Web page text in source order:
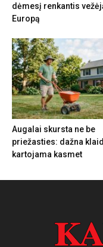
dėmesį renkantis
Europą
Augalai skursta ne be
priežasties: dažna
kartojama kasmet